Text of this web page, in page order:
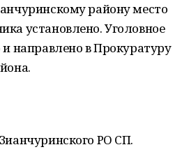
району место
установлено. Уголовное
направлено в Прокуратуру
РО СП.